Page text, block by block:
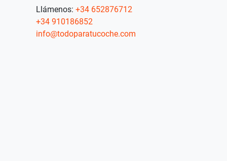
Llámenos: +34 652876712
+34 910186852
info@todoparatucoche.com